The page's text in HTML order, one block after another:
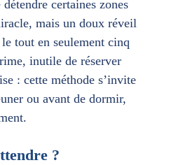
certaines zones
mais un doux réveil
tout en seulement cinq
inutile de réserver
: cette méthode s’invite
ou avant de dormir,
?